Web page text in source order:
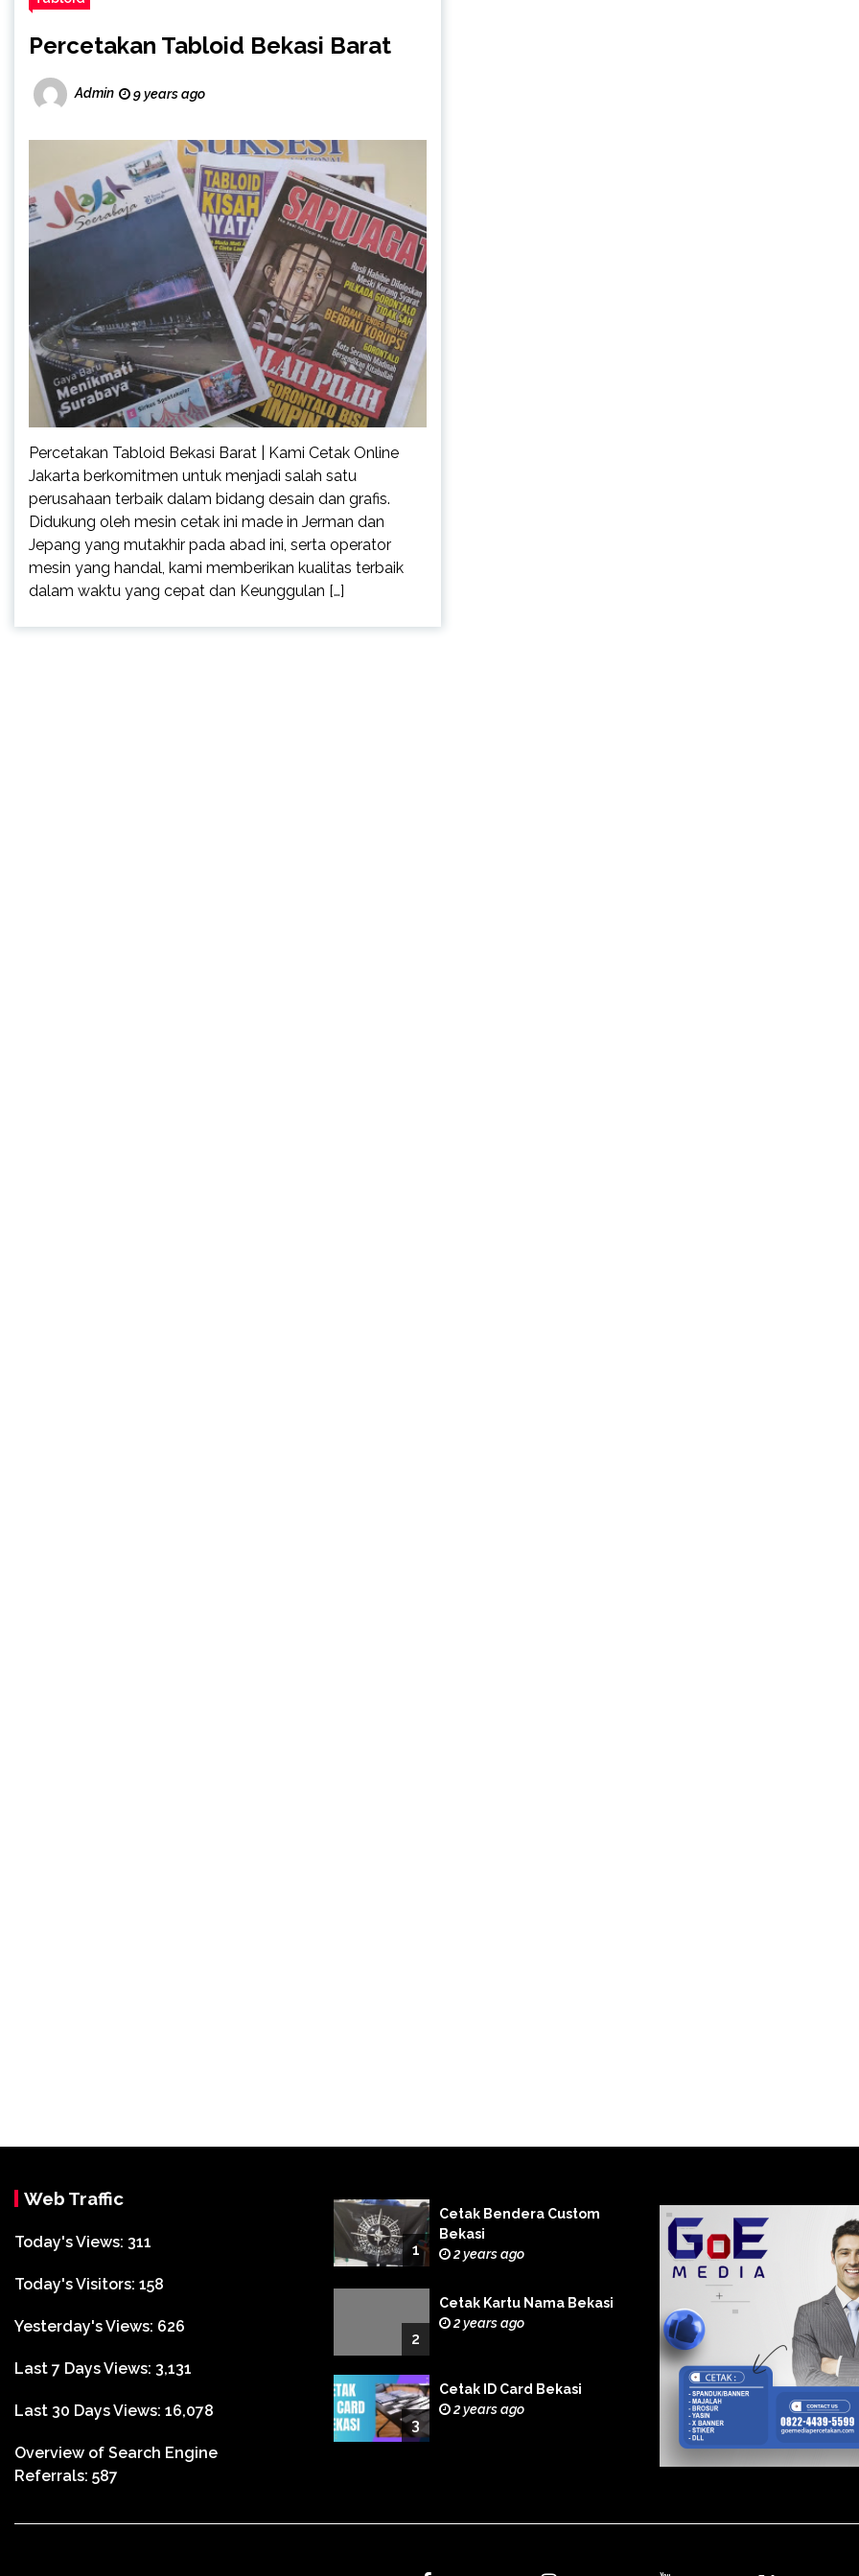
Percetakan Tabloid Bekasi Barat
Admin 9 years ago
Percetakan Tabloid Bekasi Barat | Kami Cetak Online
Jakarta berkomitmen untuk menjadi salah satu
perusahaan terbaik dalam bidang desain dan grafis.
Didukung oleh mesin cetak ini made in Jerman dan
Jepang yang mutakhir pada abad ini, serta operator
mesin yang handal, kami memberikan kualitas terbaik
dalam waktu yang cepat dan Keunggulan […]
Web Traffic
Today's Views: 311
Today's Visitors: 158
Yesterday's Views: 626
Last 7 Days Views: 3,131
Last 30 Days Views: 16,078
Overview of Search Engine
Referrals: 587
1
Cetak Bendera Custom
Bekasi
2 years ago
2
Cetak Kartu Nama Bekasi
2 years ago
3
Cetak ID Card Bekasi
2 years ago